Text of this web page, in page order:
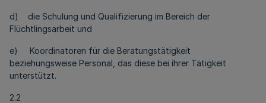
d) die Schulung und Qualifizierung im Bereich der
Flüchtlingsarbeit und
e) Koordinatoren für die Beratungstätigkeit
beziehungsweise Personal, das diese bei ihrer Tätigkeit
unterstützt.
2.2